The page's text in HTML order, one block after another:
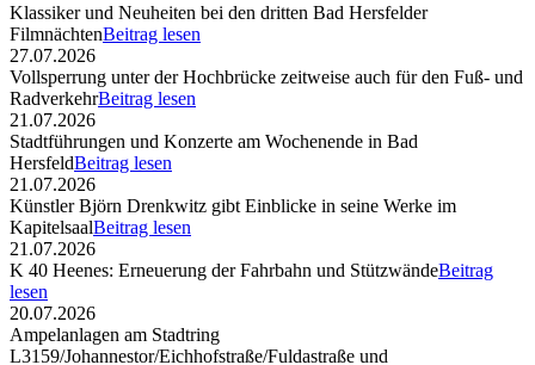
Klassiker und Neuheiten bei den dritten Bad Hersfelder
FilmnächtenBeitrag lesen
27.07.2026
Vollsperrung unter der Hochbrücke zeitweise auch für den Fuß- und
RadverkehrBeitrag lesen
21.07.2026
Stadtführungen und Konzerte am Wochenende in Bad
HersfeldBeitrag lesen
21.07.2026
Künstler Björn Drenkwitz gibt Einblicke in seine Werke im
KapitelsaalBeitrag lesen
21.07.2026
K 40 Heenes: Erneuerung der Fahrbahn und StützwändeBeitrag
lesen
20.07.2026
Ampelanlagen am Stadtring
L3159/Johannestor/Eichhofstraße/Fuldastraße und